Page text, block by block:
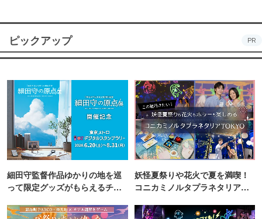
ピックアップ PR
細田守監督作品ゆかりの地を巡
って限定グッズがもらえるチャ
妖怪夏祭りや花火で夏を満喫！
コニカミノルタプラネタリア